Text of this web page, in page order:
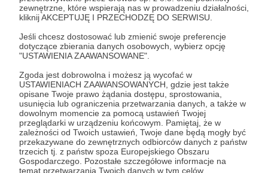
zewnętrzne, które wspierają nas w prowadzeniu działalności,
kliknij AKCEPTUJĘ I PRZECHODZĘ DO SERWISU.
Jeśli chcesz dostosować lub zmienić swoje preferencje
dotyczące zbierania danych osobowych, wybierz opcję
"USTAWIENIA ZAAWANSOWANE".
Zgoda jest dobrowolna i możesz ją wycofać w
USTAWIENIACH ZAAWANSOWANYCH, gdzie jest także
opisane Twoje prawo żądania dostępu, sprostowania,
usunięcia lub ograniczenia przetwarzania danych, a także w
dowolnym momencie za pomocą ustawień Twojej
przeglądarki w urządzeniu końcowym. Pamiętaj, że w
zależności od Twoich ustawień, Twoje dane będą mogły być
przekazywane do zewnętrznych odbiorców danych z państw
trzecich tj. z państw spoza Europejskiego Obszaru
Gospodarczego. Pozostałe szczegółowe informacje na
temat przetwarzania Twoich danych w tym celów
Udostępnij
MyPetBack